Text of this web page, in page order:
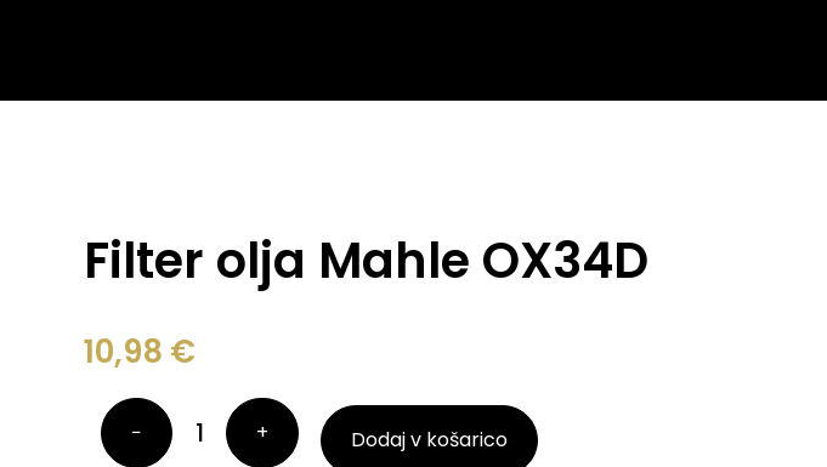
Filter olja Mahle OX34D
10,98 €
− + Dodaj v košarico